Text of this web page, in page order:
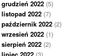
grudzień 2022 (5)
listopad 2022 (7)
październik 2022 (2)
wrzesień 2022 (1)
sierpień 2022 (2)